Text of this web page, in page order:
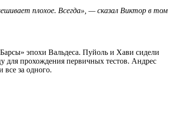
плохое. Всегда», — сказал Виктор в том
эпохи Вальдеса. Пуйоль и Хави сидели
для прохождения первичных тестов. Андрес
все за одного.